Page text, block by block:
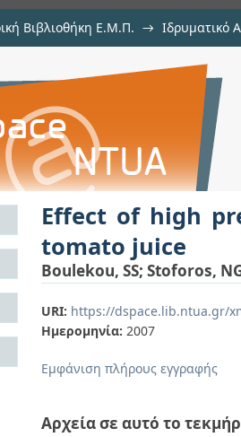
Βιβλιοθήκη Ε.Μ.Π. → Ιδρυματικό
pressure on
Effect of high
tomato juice
Boulekou, SS; Stoforos,
URI: https://dspace.lib.ntua.gr/
Ημερομηνία: 2007
Εμφάνιση πλήρους εγγραφής
Αρχεία σε αυτό το